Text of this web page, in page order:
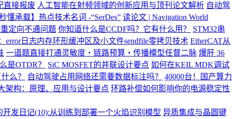
直接报废 人工智能在射频领域的创新应用与顶刊论文解析 自动驾
秒懂承载】热点技术名词 -“SerDes” 读论文 | Navigation World
定向不通问题 你知道什么是CCDF吗？它有什么用？
STM32串
error日志内存环形缓冲区及小文件sendfile零拷贝技术 EtherCAT从
一道题直接打通灵敏度・链路预算・传播模型任督二脉 爆肝 36
是OTDR？ SiC MOSFET的并联设计要点 如何在KEIL MDK调试
么？ 自动驾驶占用网络还需要数据标注吗？
40000台！国产算力
架构：原理、应用与设计要点 环路补偿如何影响你的电源稳定性
开发日记(10):从训练到部署一个火焰识别模型 异质集成与晶圆键